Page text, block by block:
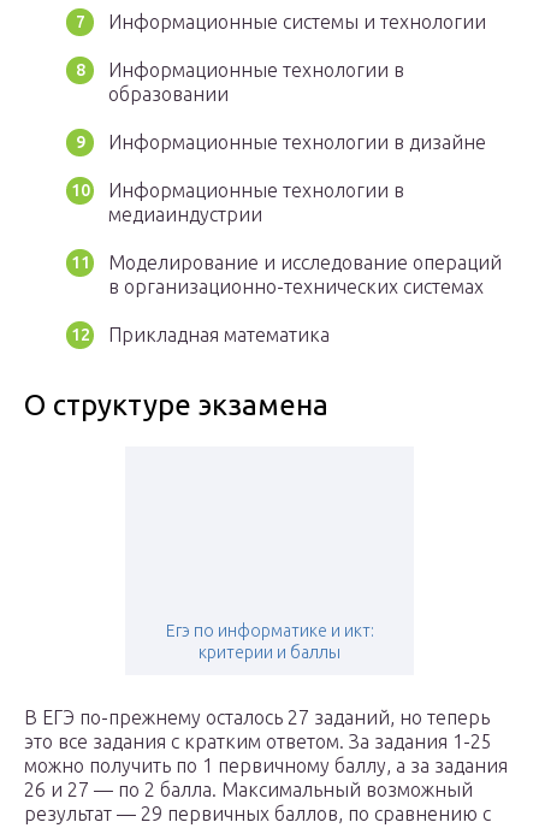
Информационные системы и технологии
Информационные технологии в
образовании
Информационные технологии в дизайне
Информационные технологии в
медиаиндустрии
Моделирование и исследование операций
в организационно-технических системах
Прикладная математика
О структуре экзамена
Егэ по информатике и икт:
критерии и баллы
В ЕГЭ по-прежнему осталось 27 заданий, но теперь
это все задания с кратким ответом. За задания 1-25
можно получить по 1 первичному баллу, а за задания
26 и 27 — по 2 балла. Максимальный возможный
результат — 29 первичных баллов, по сравнению с